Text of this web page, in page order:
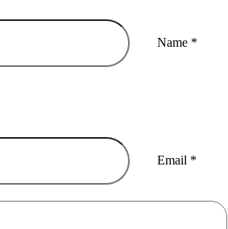
Name *
Email *